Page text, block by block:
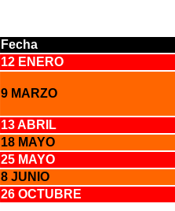
Fecha
12 ENERO
9 MARZO
13 ABRIL
18 MAYO
25 MAYO
8 JUNIO
26 OCTUBRE